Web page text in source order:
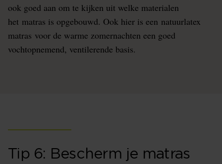
ook goed aan om te kijken uit welke materialen
het matras is opgebouwd. Ook hier is een natuurlatex
matras voor de warme zomernachten een goed
vochtopnemend, ventilerende basis.
Tip 6: Bescherm je matras